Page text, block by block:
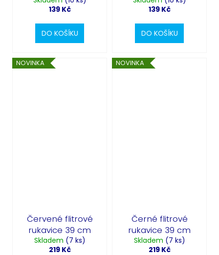
139 Kč
DO KOŠÍKU
139 Kč
DO KOŠÍKU
NOVINKA
Červené flitrové
rukavice 39 cm
Skladem (7 ks)
219 Kč
NOVINKA
Černé flitrové
rukavice 39 cm
Skladem (7 ks)
219 Kč